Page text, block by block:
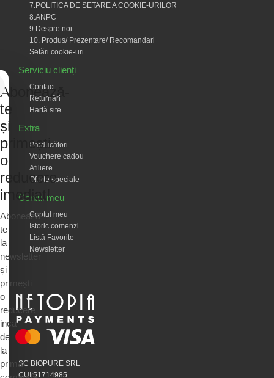
7.POLITICA DE SETARE A COOKIE-URILOR
8.ANPC
9.Despre noi
10. Produs/ Prezentare/ Recomandari
Setări cookie-uri
Serviciu clienți
Contact
Returnări
Hartă site
Extra
Producători
Vouchere cadou
Afiliere
Oferte speciale
Contul meu
Contul meu
Istoric comenzi
Listă Favorite
Newsletter
SC BIOPURE SRL
CUI:51714985
Abonează-
te
și
primești
o
reducere
imediat!
Abonează-
te
la
newsletter
și
primești
o
reducere
inca
de
la
prima